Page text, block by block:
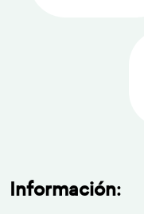
Información: